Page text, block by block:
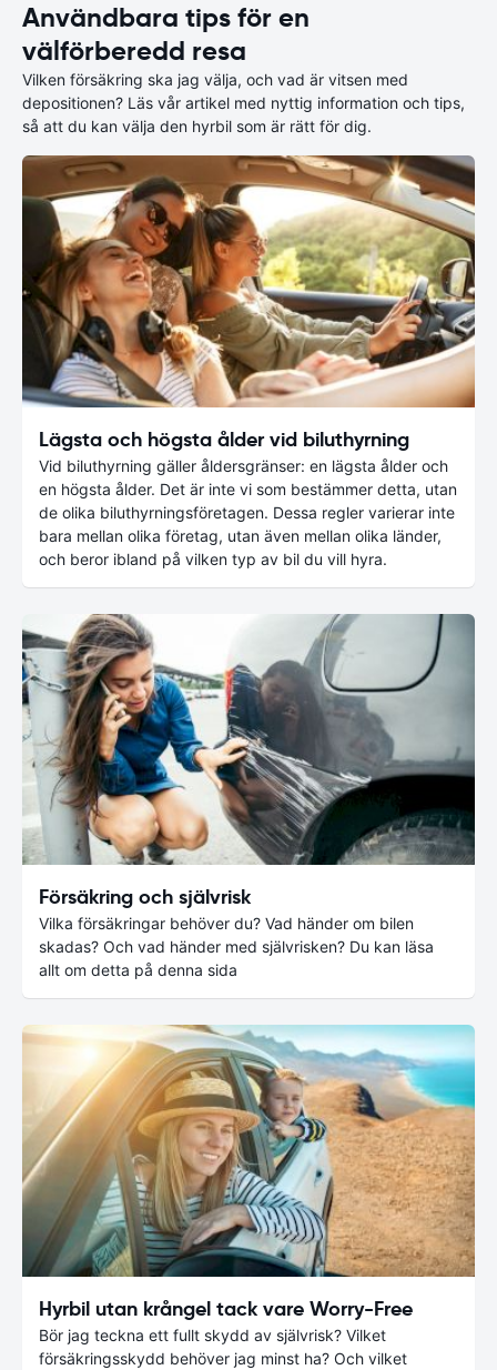
Användbara tips för en
välförberedd resa
Vilken försäkring ska jag välja, och vad är vitsen med
depositionen? Läs vår artikel med nyttig information och tips,
så att du kan välja den hyrbil som är rätt för dig.
Lägsta och högsta ålder vid biluthyrning
Vid biluthyrning gäller åldersgränser: en lägsta ålder och
en högsta ålder. Det är inte vi som bestämmer detta, utan
de olika biluthyrningsföretagen. Dessa regler varierar inte
bara mellan olika företag, utan även mellan olika länder,
och beror ibland på vilken typ av bil du vill hyra.
Försäkring och självrisk
Vilka försäkringar behöver du? Vad händer om bilen
skadas? Och vad händer med självrisken? Du kan läsa
allt om detta på denna sida
Hyrbil utan krångel tack vare Worry-Free
Bör jag teckna ett fullt skydd av självrisk? Vilket
försäkringsskydd behöver jag minst ha? Och vilket